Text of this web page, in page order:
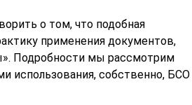
о том, что подобная
применения документов,
Подробности мы рассмотрим
использования, собственно, БСО